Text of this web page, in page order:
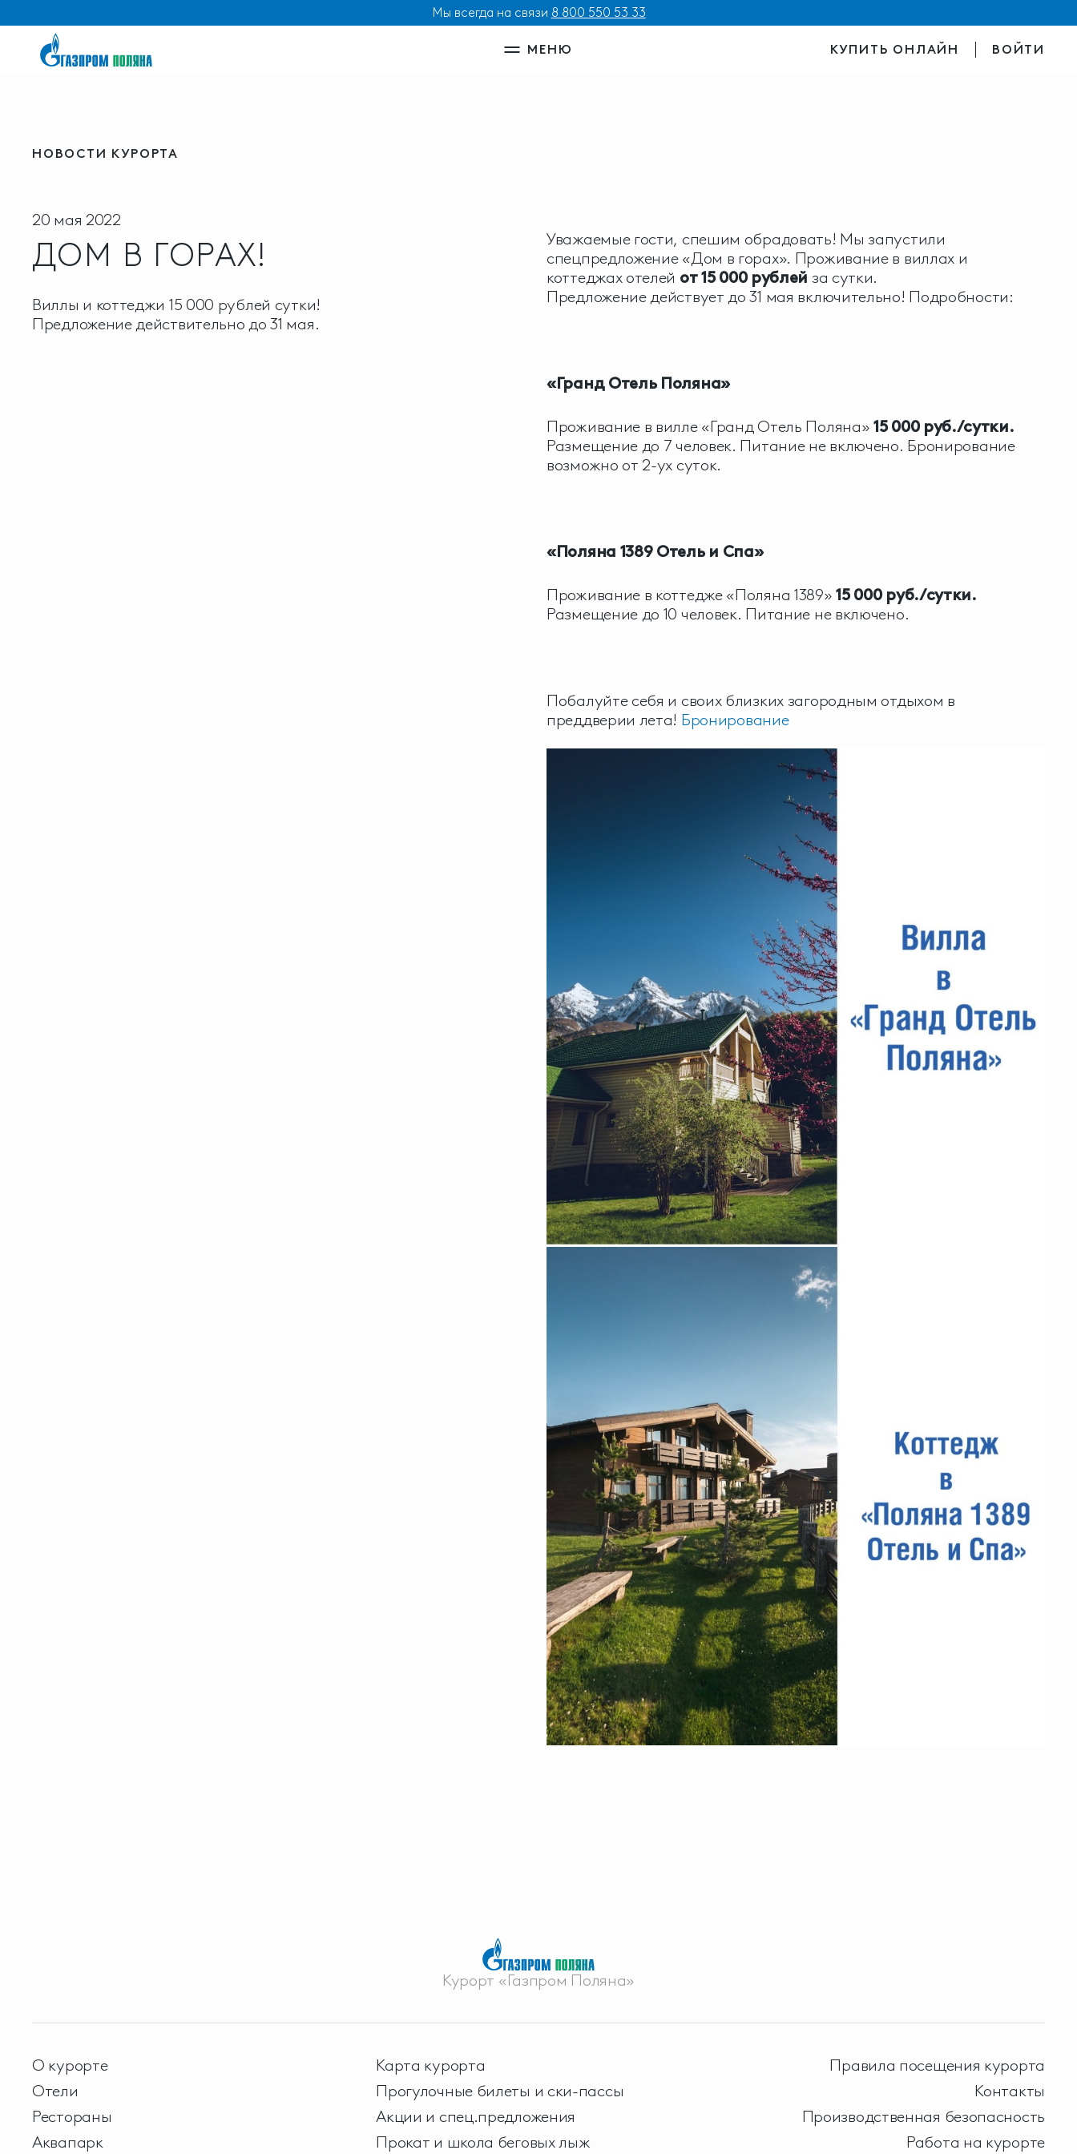
Мы всегда на связи 8 800 550 53 33
МЕНЮ КУПИТЬ ОНЛАЙН ВОЙТИ
НОВОСТИ КУРОРТА
20 мая 2022
ДОМ В ГОРАХ!
Виллы и коттеджи 15 000 рублей сутки!
Предложение действительно до 31 мая.
Уважаемые гости, спешим обрадовать! Мы запустили
спецпредложение «Дом в горах». Проживание в виллах и
коттеджах отелей от 15 000 рублей за сутки.
Предложение действует до 31 мая включительно! Подробности:
«Гранд Отель Поляна»
Проживание в вилле «Гранд Отель Поляна» 15 000 руб./сутки.
Размещение до 7 человек. Питание не включено. Бронирование
возможно от 2-ух суток.
«Поляна 1389 Отель и Спа»
Проживание в коттедже «Поляна 1389»15 000 руб./сутки.
Размещение до 10 человек. Питание не включено.
Побалуйте себя и своих близких загородным отдыхом в
преддверии лета! Бронирование
Курорт «Газпром Поляна»
О курорте
Отели
Рестораны
Аквапарк
Карта курорта
Прогулочные билеты и ски-пассы
Акции и спец.предложения
Прокат и школа беговых лыж
Правила посещения курорта
Контакты
Производственная безопасность
Работа на курорте